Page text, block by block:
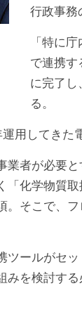
行政事務
「特に
で連携す
に完了し
る。
用してきた
者が必要
「化学物質
。そこで、
ツールがセ
を検討す